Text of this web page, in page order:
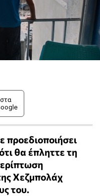
στα
προεδιοποιήσει
θα έπληττε τη
Χεζμπολάχ
του.